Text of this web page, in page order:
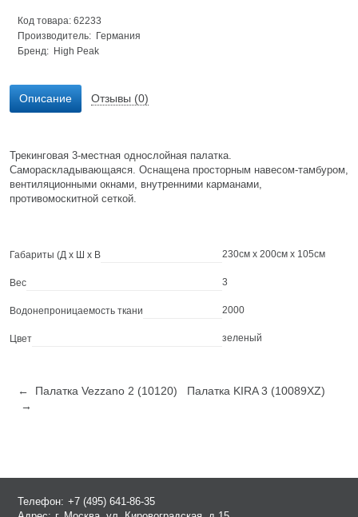
Код товара: 62233
Производитель: Германия
Бренд: High Peak
Описание Отзывы (0)
Трекинговая 3-местная однослойная палатка.
Самораскладывающаяся. Оснащена просторным навесом-тамбуром,
вентиляционными окнами, внутренними карманами,
противомоскитной сеткой.
Габариты (Д х Ш х В 230см x 200см x 105см
Вес 3
Водонепроницаемость ткани 2000
Цвет зеленый
← Палатка Vezzano 2 (10120)
Палатка KIRA 3 (10089XZ)
→
Телефон: +7 (495) 641-86-35